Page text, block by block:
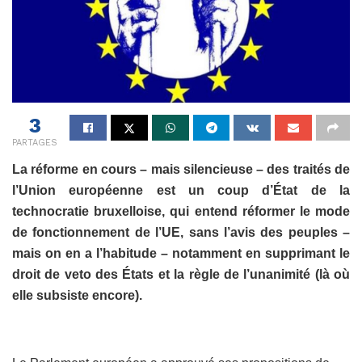
3
PARTAGES
La réforme en cours – mais silencieuse – des traités de
l’Union européenne est un coup d’État de la
technocratie bruxelloise, qui entend réformer le mode
de fonctionnement de l’UE, sans l’avis des peuples –
mais on en a l’habitude – notamment en supprimant le
droit de veto des États et la règle de l’unanimité (là où
elle subsiste encore).